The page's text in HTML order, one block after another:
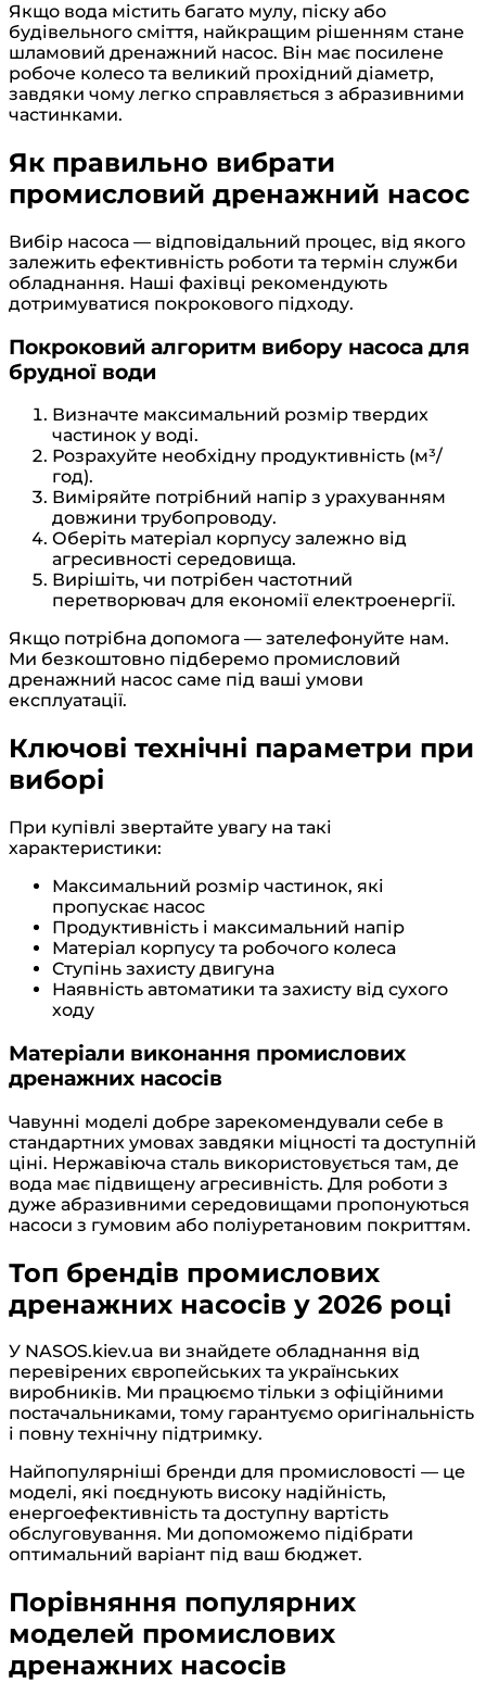
Якщо вода містить багато мулу, піску або
будівельного сміття, найкращим рішенням стане
шламовий дренажний насос. Він має посилене
робоче колесо та великий прохідний діаметр,
завдяки чому легко справляється з абразивними
частинками.
Як правильно вибрати
промисловий дренажний насос
Вибір насоса — відповідальний процес, від якого
залежить ефективність роботи та термін служби
обладнання. Наші фахівці рекомендують
дотримуватися покрокового підходу.
Покроковий алгоритм вибору насоса для
брудної води
Визначте максимальний розмір твердих
частинок у воді.
Розрахуйте необхідну продуктивність (м³/
год).
Виміряйте потрібний напір з урахуванням
довжини трубопроводу.
Оберіть матеріал корпусу залежно від
агресивності середовища.
Вирішіть, чи потрібен частотний
перетворювач для економії електроенергії.
Якщо потрібна допомога — зателефонуйте нам.
Ми безкоштовно підберемо промисловий
дренажний насос саме під ваші умови
експлуатації.
Ключові технічні параметри при
виборі
При купівлі звертайте увагу на такі
характеристики:
Максимальний розмір частинок, які
пропускає насос
Продуктивність і максимальний напір
Матеріал корпусу та робочого колеса
Ступінь захисту двигуна
Наявність автоматики та захисту від сухого
ходу
Матеріали виконання промислових
дренажних насосів
Чавунні моделі добре зарекомендували себе в
стандартних умовах завдяки міцності та доступній
ціні. Нержавіюча сталь використовується там, де
вода має підвищену агресивність. Для роботи з
дуже абразивними середовищами пропонуються
насоси з гумовим або поліуретановим покриттям.
Топ брендів промислових
дренажних насосів у 2026 році
У NASOS.kiev.ua ви знайдете обладнання від
перевірених європейських та українських
виробників. Ми працюємо тільки з офіційними
постачальниками, тому гарантуємо оригінальність
і повну технічну підтримку.
Найпопулярніші бренди для промисловості — це
моделі, які поєднують високу надійність,
енергоефективність та доступну вартість
обслуговування. Ми допоможемо підібрати
оптимальний варіант під ваш бюджет.
Порівняння популярних
моделей промислових
дренажних насосів